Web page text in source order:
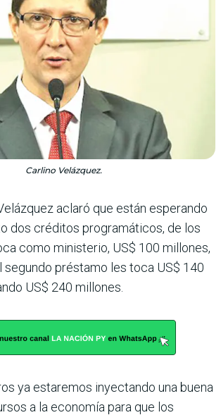
Carlino Velázquez.
aclaró que están esperando
dos créditos programáticos, de los
como ministerio, US$ 100 millones,
segundo préstamo les toca US$ 140
US$ 240 millones.
ya estaremos inyectando una buena
a la economía para que los